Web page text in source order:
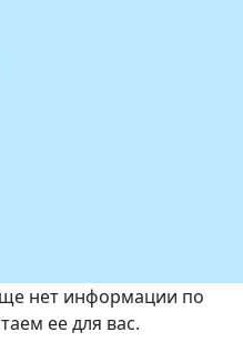
нет информации по
ее для вас.